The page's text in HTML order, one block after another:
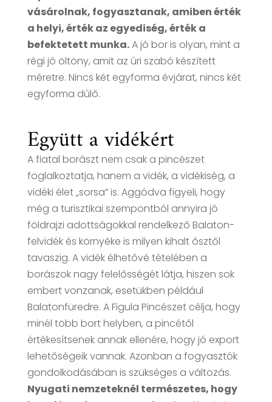
vásárolnak, fogyasztanak, amiben érték
a helyi, érték az egyediség, érték a
befektetett munka.A jó bor is olyan, mint a
régi jó öltöny, amit az úri szabó készített
méretre. Nincs két egyforma évjárat, nincs két
egyforma dűlő.
Együtt a vidékért
A fiatal borászt nem csak a pincészet
foglalkoztatja, hanem a vidék, a vidékiség, a
vidéki élet „sorsa” is. Aggódva figyeli, hogy
még a turisztikai szempontból annyira jó
földrajzi adottságokkal rendelkező Balaton-
felvidék és környéke is milyen kihalt ősztől
tavaszig. A vidék élhetővé tételében a
borászok nagy felelősségét látja, hiszen sok
embert vonzanak, esetükben például
Balatonfüredre. A Figula Pincészet célja, hogy
minél több bort helyben, a pincétől
értékesítsenek annak ellenére, hogy jó export
lehetőségeik vannak. Azonban a fogyasztók
gondolkodásában is szükséges a változás.
Nyugati nemzeteknél természetes, hogy